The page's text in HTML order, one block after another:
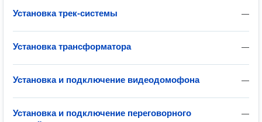
—
Установка трек-системы
—
Установка трансформатора
—
Установка и подключение видеодомофона
—
Установка и подключение переговорного